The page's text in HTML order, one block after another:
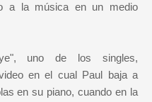
a la música en un medio
uno de los singles,
en el cual Paul baja a
en su piano, cuando en la